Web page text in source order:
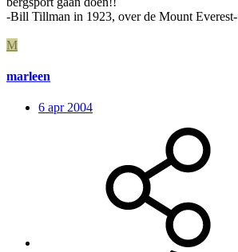
-Bill Tillman in 1923, over de Mount Everest-
M
marleen
6 apr 2004